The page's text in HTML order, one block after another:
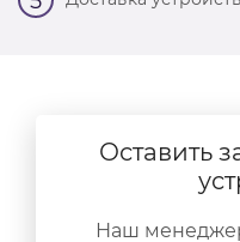
Оставить
Наш